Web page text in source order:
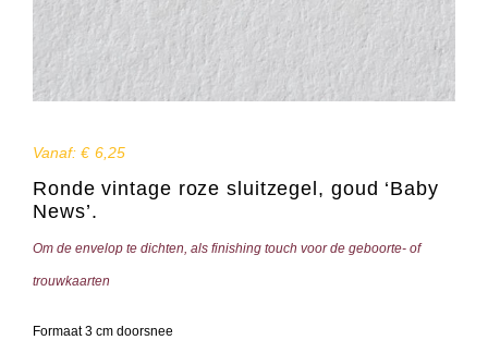
Vanaf: € 6,25
Ronde vintage roze sluitzegel, goud ‘Baby
News’.
Om de envelop te dichten, als finishing touch voor de geboorte- of
trouwkaarten
Formaat 3 cm doorsnee